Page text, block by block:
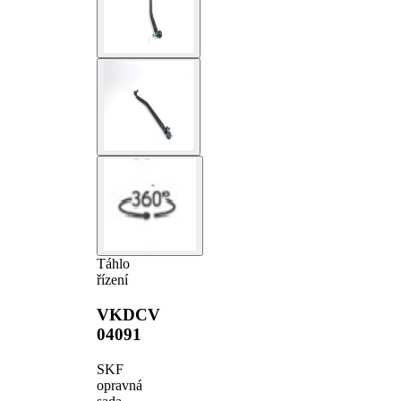
Táhlo
řízení
VKDCV
04091
SKF
opravná